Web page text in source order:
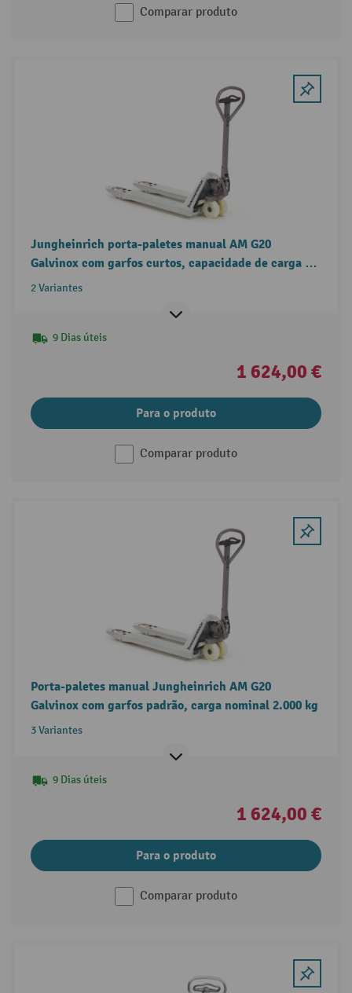
Comparar produto
Jungheinrich porta-paletes manual AM G20
Galvinox com garfos curtos, capacidade de carga de
2000 kg
2 Variantes
9 Dias úteis
1 624,00 €
Para o produto
Comparar produto
Porta-paletes manual Jungheinrich AM G20
Galvinox com garfos padrão, carga nominal 2.000 kg
3 Variantes
9 Dias úteis
1 624,00 €
Para o produto
Comparar produto